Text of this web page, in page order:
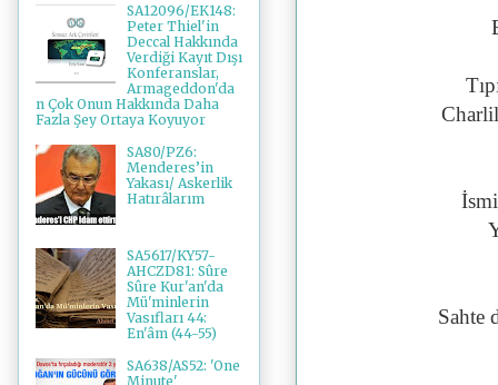
Sahte
SA12096/EK148:
Peter Thiel'in
Deccal Hakkında
Verdiği Kayıt Dışı
Konferanslar,
Armageddon'da
n Çok Onun Hakkında Daha
Fazla Şey Ortaya Koyuyor
SA80/PZ6:
Menderes’in
Yakası/ Askerlik
Hatırâlarım
SA5617/KY57-
AHCZD81: Sûre
Sûre Kur'an'da
Mü'minlerin
Vasıfları 44:
En'âm (44-55)
SA638/AS52: 'One
Minute'